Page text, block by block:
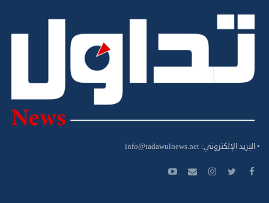
• البريد الإلكتروني: info@tadawulnews.net